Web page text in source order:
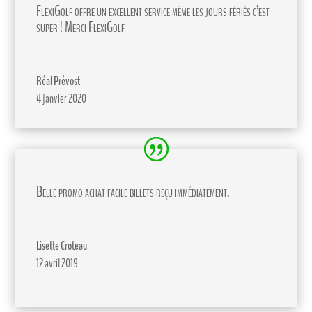
FlexiGolf offre un excellent service même les jours fériés c’est
super ! Merci FlexiGolf
Réal Prévost
4 janvier 2020
Belle promo achat facile billets reçu immédiatement.
Lisette Croteau
12 avril 2019